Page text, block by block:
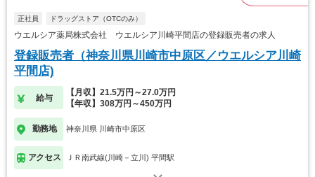
正社員 ドラッグストア（OTCのみ）
ウエルシア薬局株式会社 ウエルシア川崎平間店の登録販売者の求人
登録販売者（神奈川県川崎市中原区／ウエルシア川崎
平間店)
給与
【月収】21.5万円～27.0万円
【年収】308万円～450万円
勤務地 神奈川県 川崎市中原区
アクセス ＪＲ南武線(川崎－立川) 平間駅